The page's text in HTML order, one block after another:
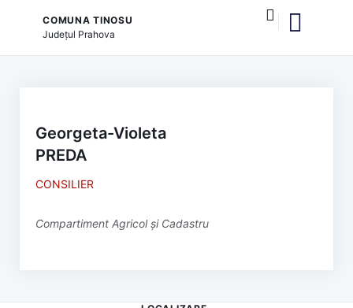
COMUNA TINOSU
Județul Prahova
Georgeta-Violeta
PREDA
CONSILIER
Compartiment Agricol și Cadastru